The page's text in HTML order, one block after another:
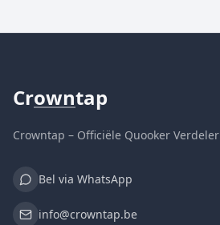
Crowntap
Crowntap – Officiële Quooker Verdeler
Bel via WhatsApp
info@crowntap.be